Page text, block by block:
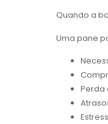
Quando a
Uma pane
Perda